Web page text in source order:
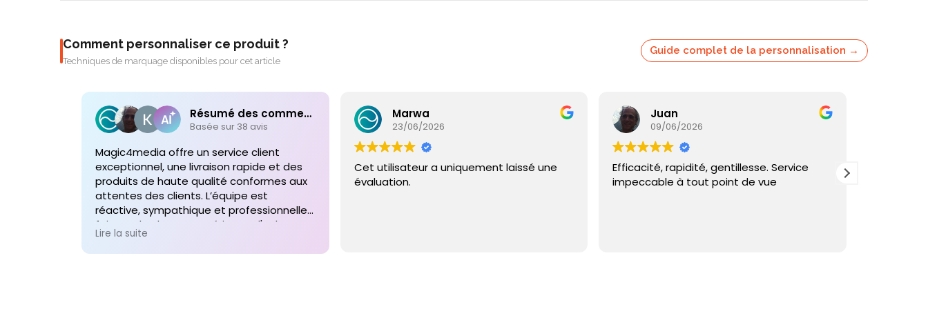
Comment personnaliser ce produit ?
Techniques de marquage disponibles pour cet article
Guide complet de la personnalisation →
Résumé des commentaires
Basée sur 38 avis
Magic4media offre un service client
exceptionnel, une livraison rapide et des
produits de haute qualité conformes aux
attentes des clients. L’équipe est
réactive, sympathique et professionnelle,
faisant de chaque expérience d'achat un
plaisir. Je recommande vivement leurs
services pour toute commande future de
Lire la suite
Marwa
23/06/2026
Cet utilisateur a uniquement laissé une
évaluation.
Juan
09/06/2026
Efficacité, rapidité, gentillesse. Service
impeccable à tout point de vue